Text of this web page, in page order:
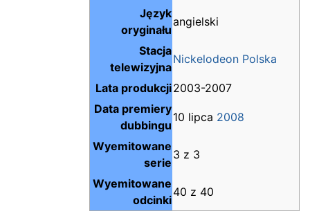
Język
oryginału
angielski
Stacja
telewizyjna
Nickelodeon Polska
Lata produkcji2003-2007
Data premiery
dubbingu
10 lipca 2008
Wyemitowane
serie
3 z 3
Wyemitowane
odcinki
40 z 40